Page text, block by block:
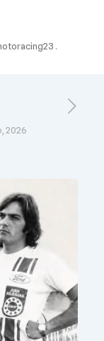
.
2026